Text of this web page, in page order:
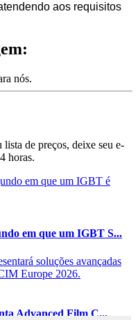
aos requisitos
nós.
de preços, deixe seu e-
horas.
em que um IGBT S...
Advanced Film C...